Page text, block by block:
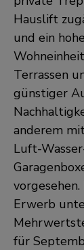
Hauslift
und ein
Terrassen
günstiger
anderem
Luft-
Erwerb
für